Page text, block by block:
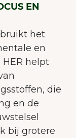
EN
het
en
HER helpt
die
en de
bij grotere